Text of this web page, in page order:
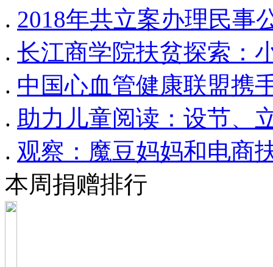
. 2018年共立案办理民事
. 长江商学院扶贫探索：
. 中国心血管健康联盟携
. 助力儿童阅读：设节、
. 观察：魔豆妈妈和电商
本周捐赠排行